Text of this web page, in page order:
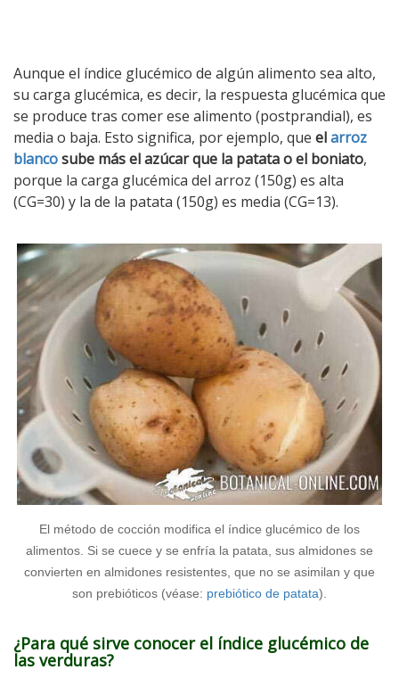
Aunque el índice glucémico de algún alimento sea alto,
su carga glucémica, es decir, la respuesta glucémica que
se produce tras comer ese alimento (postprandial), es
media o baja. Esto significa, por ejemplo, que elarroz
blancosube más el azúcar que la patata o el boniato,
porque la carga glucémica del arroz (150g) es alta
(CG=30) y la de la patata (150g) es media (CG=13).
El método de cocción modifica el índice glucémico de los
alimentos. Si se cuece y se enfría la patata, sus almidones se
convierten en almidones resistentes, que no se asimilan y que
son prebióticos (véase: prebiótico de patata).
¿Para qué sirve conocer el índice glucémico de
las verduras?